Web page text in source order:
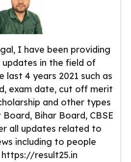
I have been providing
in the field of
last 4 years 2021 such as
exam date, cut off merit
and other types
Bihar Board, CBSE
all updates related to
including to people
result25.in